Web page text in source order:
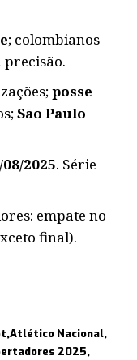
; colombianos
posse
São Paulo
08/2025. Série
empate no
final).
Atlético Nacional
2025